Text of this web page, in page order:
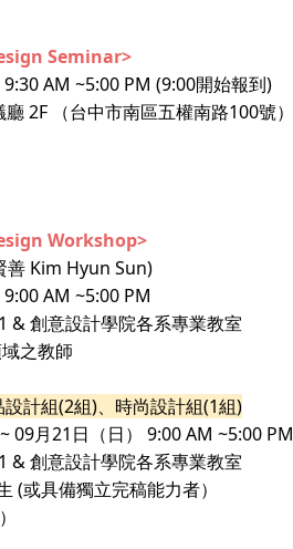
Seminar>
AM ~5:00 PM (9:00開始報到)
2F （台中市南區五權南路100號）
Workshop>
善 Kim Hyun Sun)
AM ~5:00 PM
& 創意設計學院各系專業教室
之教師
計組(2組)、時尚設計組(1組)
09月21日（日） 9:00 AM ~5:00 PM
& 創意設計學院各系專業教室
(或具備獨立完稿能力者）